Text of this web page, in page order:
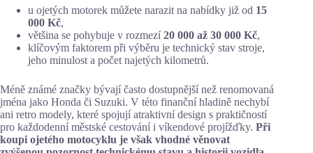
u ojetých motorek můžete narazit na nabídky již od 15
000 Kč,
většina se pohybuje v rozmezí 20 000 až 30 000 Kč,
klíčovým faktorem při výběru je technický stav stroje,
jeho minulost a počet najetých kilometrů.
Méně známé značky bývají často dostupnější než renomovaná
jména jako Honda či Suzuki. V této finanční hladině nechybí
ani retro modely, které spojují atraktivní design s praktičností
pro každodenní městské cestování i víkendové projížďky. Při
koupi ojetého motocyklu je však vhodné věnovat